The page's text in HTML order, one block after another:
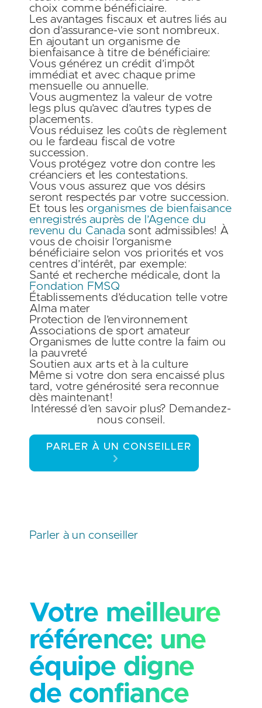
choix comme bénéficiaire.
Les avantages fiscaux et autres liés au
don d’assurance-vie sont nombreux.
En ajoutant un organisme de
bienfaisance à titre de bénéficiaire:
Vous générez un crédit d’impôt
immédiat et avec chaque prime
mensuelle ou annuelle.
Vous augmentez la valeur de votre
legs plus qu’avec d’autres types de
placements.
Vous réduisez les coûts de règlement
ou le fardeau fiscal de votre
succession.
Vous protégez votre don contre les
créanciers et les contestations.
Vous vous assurez que vos désirs
seront respectés par votre succession.
Et tous les organismes de bienfaisance
enregistrés auprès de l’Agence du
revenu du Canada sont admissibles! À
vous de choisir l’organisme
bénéficiaire selon vos priorités et vos
centres d’intérêt, par exemple:
Santé et recherche médicale, dont la
Fondation FMSQ
Établissements d’éducation telle votre
Alma mater
Protection de l’environnement
Associations de sport amateur
Organismes de lutte contre la faim ou
la pauvreté
Soutien aux arts et à la culture
Même si votre don sera encaissé plus
tard, votre générosité sera reconnue
dès maintenant!
Intéressé d’en savoir plus? Demandez-
nous conseil.
PARLER À UN CONSEILLER
Parler à un conseiller
Votre meilleure
référence: une
équipe digne
de confiance